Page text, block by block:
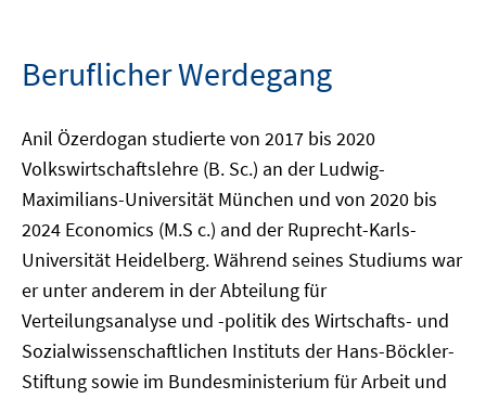
Beruflicher Werdegang
Anil Özerdogan studierte von 2017 bis 2020
Volkswirtschaftslehre (B. Sc.) an der Ludwig-
Maximilians-Universität München und von 2020 bis
2024 Economics (M.S c.) and der Ruprecht-Karls-
Universität Heidelberg. Während seines Studiums war
er unter anderem in der Abteilung für
Verteilungsanalyse und -politik des Wirtschafts- und
Sozialwissenschaftlichen Instituts der Hans-Böckler-
Stiftung sowie im Bundesministerium für Arbeit und